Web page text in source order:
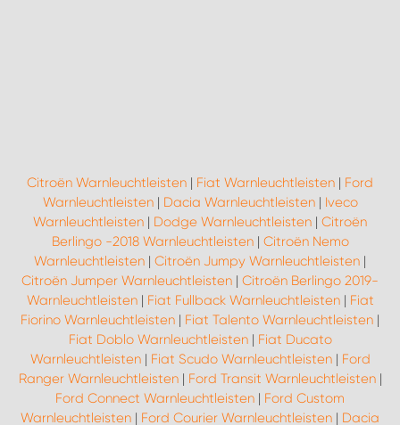
Citroën Warnleuchtleisten | Fiat Warnleuchtleisten | Ford
Warnleuchtleisten| Dacia Warnleuchtleisten| Iveco
Warnleuchtleisten | Dodge Warnleuchtleisten | Citroën
Berlingo -2018 Warnleuchtleisten| Citroën Nemo
Warnleuchtleisten | Citroën Jumpy Warnleuchtleisten |
Citroën Jumper Warnleuchtleisten | Citroën Berlingo 2019-
Warnleuchtleisten| Fiat Fullback Warnleuchtleisten| Fiat
Fiorino Warnleuchtleisten | Fiat Talento Warnleuchtleisten |
Fiat Doblo Warnleuchtleisten| Fiat Ducato
Warnleuchtleisten| Fiat Scudo Warnleuchtleisten| Ford
Ranger Warnleuchtleisten| Ford Transit Warnleuchtleisten|
Ford Connect Warnleuchtleisten | Ford Custom
Warnleuchtleisten | Ford Courier Warnleuchtleisten | Dacia